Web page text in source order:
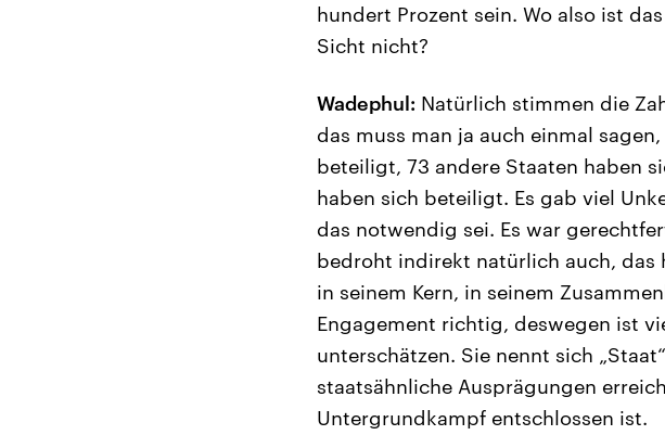
hundert Prozent sein. Wo also ist
Sicht nicht?
Wadephul: Natürlich stimmen die
das muss man ja auch einmal
beteiligt, 73 andere Staaten haben
haben sich beteiligt. Es gab viel
das notwendig sei. Es war
bedroht indirekt natürlich auch, das
in seinem Kern, in seinem
Engagement richtig, deswegen ist
unterschätzen. Sie nennt sich
staatsähnliche Ausprägungen
Untergrundkampf entschlossen ist.